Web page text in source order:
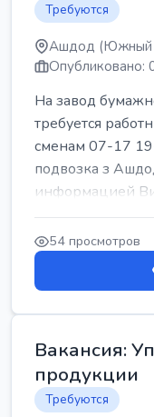
Требуются
Ашдод (Южный
Опубликовано:
На завод
требуется
сменам 07-17
подвозка з
информацией
54 просмотров
Вакансия:
продукции
Требуются